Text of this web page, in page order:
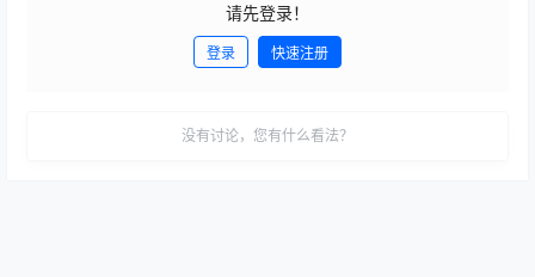
请先登录！
登录 快速注册
没有讨论，您有什么看法？